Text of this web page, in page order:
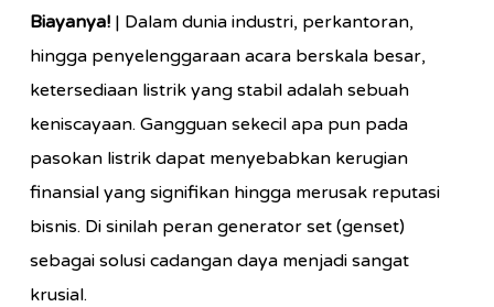
Biayanya!| Dalam dunia industri, perkantoran,
hingga penyelenggaraan acara berskala besar,
ketersediaan listrik yang stabil adalah sebuah
keniscayaan. Gangguan sekecil apa pun pada
pasokan listrik dapat menyebabkan kerugian
finansial yang signifikan hingga merusak reputasi
bisnis. Di sinilah peran generator set (genset)
sebagai solusi cadangan daya menjadi sangat
krusial.